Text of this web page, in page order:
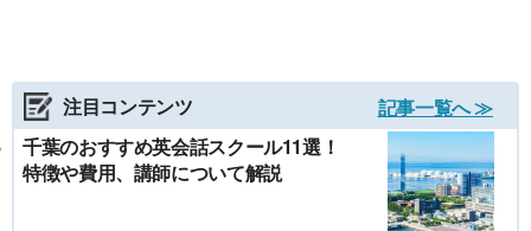
注目コンテンツ
記事一覧へ ≫
千葉のおすすめ英会話スクール11選！
特徴や費用、講師について解説